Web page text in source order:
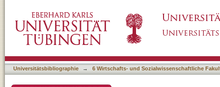
Verlängerungsjahr 2013-2014 : (AZ 081907/
Universitätsbibliographie → 6 Wirtschafts- und Sozialwissenschaftliche